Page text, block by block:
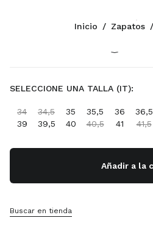
Marrón Chocolate
SELECCIONE UNA TALLA (IT):
34 34,5 35 35,5 36 36,5
39
39,5 40 40,5 41 41,5
Añadir a la
Buscar en tienda
Inicio / Zapatos /
CONTACTOS
+34 91 123 77 74
Escríbanos Por WhatsApp
Localizador De Tiendas
Servicios Miu Miu